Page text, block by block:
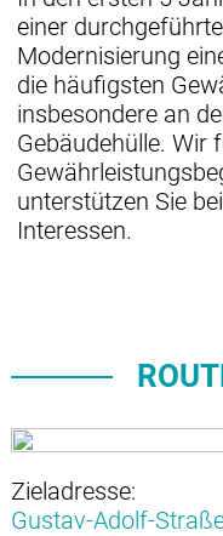
einer
Modernisierung
die häufigsten
insbesondere an
Gebäudehülle. Wir
unterstützen Sie
Interessen.
Zieladresse:
Gustav-Adolf-